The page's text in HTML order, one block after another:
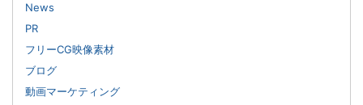
News
PR
フリーCG映像素材
ブログ
動画マーケティング